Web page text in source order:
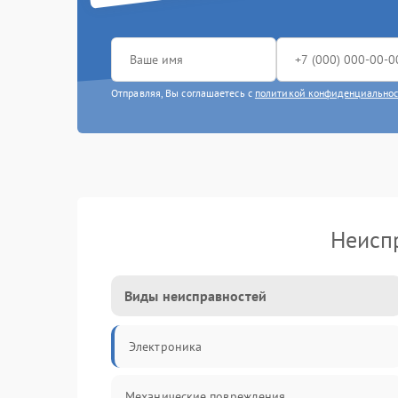
Отправляя, Вы соглашаетесь с политикой
Виды неисправностей
Электроника